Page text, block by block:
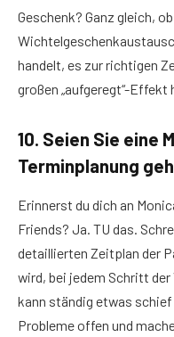
Geschenk? Ganz gleich,
handelt, es zur richtigen
großen „aufgeregt“-Effekt
10. Seien Sie eine
Terminplanung
Erinnerst du dich an
Friends? Ja. TU das.
detaillierten Zeitplan der
wird, bei jedem Schritt
kann ständig etwas
Probleme offen und